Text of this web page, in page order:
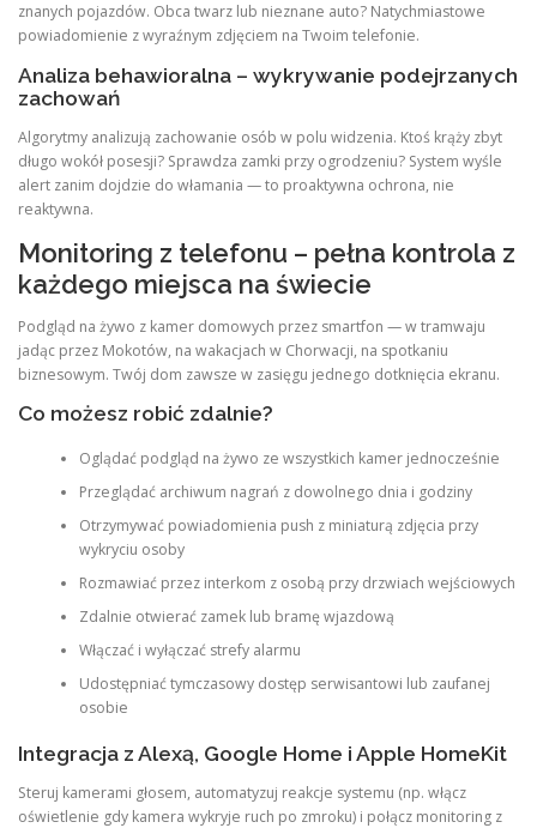
znanych pojazdów. Obca twarz lub nieznane auto? Natychmiastowe
powiadomienie z wyraźnym zdjęciem na Twoim telefonie.
Analiza behawioralna – wykrywanie podejrzanych
zachowań
Algorytmy analizują zachowanie osób w polu widzenia. Ktoś krąży zbyt
długo wokół posesji? Sprawdza zamki przy ogrodzeniu? System wyśle
alert zanim dojdzie do włamania — to proaktywna ochrona, nie
reaktywna.
Monitoring z telefonu – pełna kontrola z
każdego miejsca na świecie
Podgląd na żywo z kamer domowych przez smartfon — w tramwaju
jadąc przez Mokotów, na wakacjach w Chorwacji, na spotkaniu
biznesowym. Twój dom zawsze w zasięgu jednego dotknięcia ekranu.
Co możesz robić zdalnie?
Oglądać podgląd na żywo ze wszystkich kamer jednocześnie
Przeglądać archiwum nagrań z dowolnego dnia i godziny
Otrzymywać powiadomienia push z miniaturą zdjęcia przy
wykryciu osoby
Rozmawiać przez interkom z osobą przy drzwiach wejściowych
Zdalnie otwierać zamek lub bramę wjazdową
Włączać i wyłączać strefy alarmu
Udostępniać tymczasowy dostęp serwisantowi lub zaufanej
osobie
Integracja z Alexą, Google Home i Apple HomeKit
Steruj kamerami głosem, automatyzuj reakcje systemu (np. włącz
oświetlenie gdy kamera wykryje ruch po zmroku) i połącz monitoring z